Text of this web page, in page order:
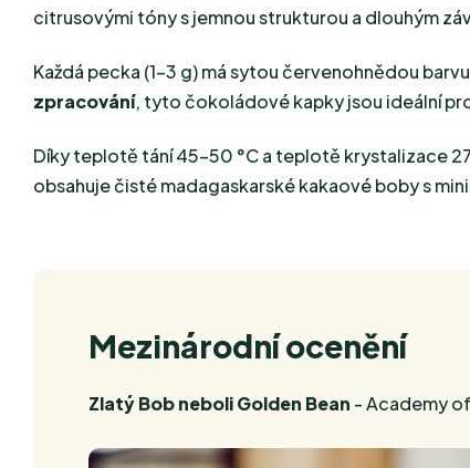
citrusovými tóny s jemnou strukturou a dlouhým
Každá pecka (1-3 g) má sytou červenohnědou
zpracování, tyto čokoládové kapky jsou ideální
Díky teplotě tání 45-50 °C a teplotě krystalizace
obsahuje čisté madagaskarské kakaové boby s
Mezinárodní ocenění
Zlatý Bob neboli Golden Bean - Academy